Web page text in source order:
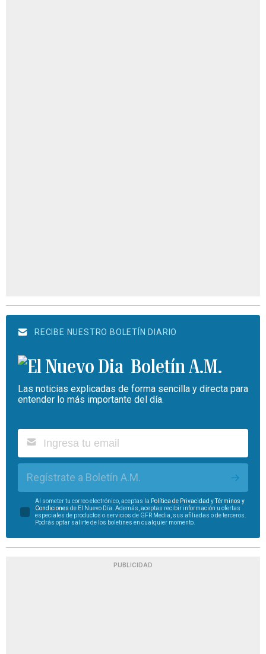
RECIBE NUESTRO BOLETÍN DIARIO
Boletín A.M.
Las noticias explicadas de forma sencilla y directa para
entender lo más importante del día.
Regístrate a Boletín A.M.
Al someter tu correo electrónico, aceptas la Política de Privacidad yTérminos y
Condiciones de El Nuevo Día. Además, aceptas recibir información u ofertas
especiales de productos o servicios de GFR Media, sus afiliadas o de terceros.
Podrás optar salirte de los boletines en cualquier momento.
PUBLICIDAD